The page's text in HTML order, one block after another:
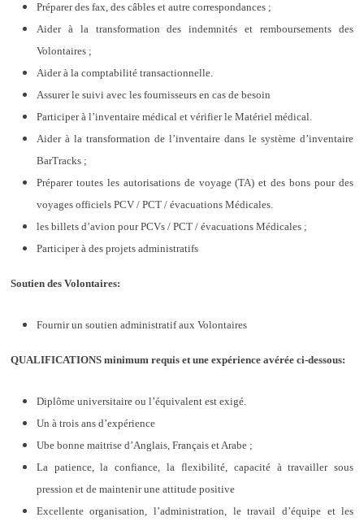
Préparer des fax, des câbles et autre correspondances ;
Aider à la transformation des indemnités et remboursements des
Volontaires ;
Aider à la comptabilité transactionnelle.
Assurer le suivi avec les fournisseurs en cas de besoin
Participer à l’inventaire médical et vérifier le Matériel médical.
Aider à la transformation de l’inventaire dans le système d’inventaire
BarTracks ;
Préparer toutes les autorisations de voyage (TA) et des bons pour des
voyages officiels PCV / PCT / évacuations Médicales.
les billets d’avion pour PCVs / PCT / évacuations Médicales ;
Participer à des projets administratifs
Soutien des Volontaires:
Fournir un soutien administratif aux Volontaires
QUALIFICATIONS minimum requis et une expérience avérée ci-dessous:
Diplôme universitaire ou l’équivalent est exigé.
Un à trois ans d’expérience
Ube bonne maitrise d’Anglais, Français et Arabe ;
La patience, la confiance, la flexibilité, capacité à travailler sous
pression et de maintenir une attitude positive
Excellente organisation, l’administration, le travail d’équipe et les